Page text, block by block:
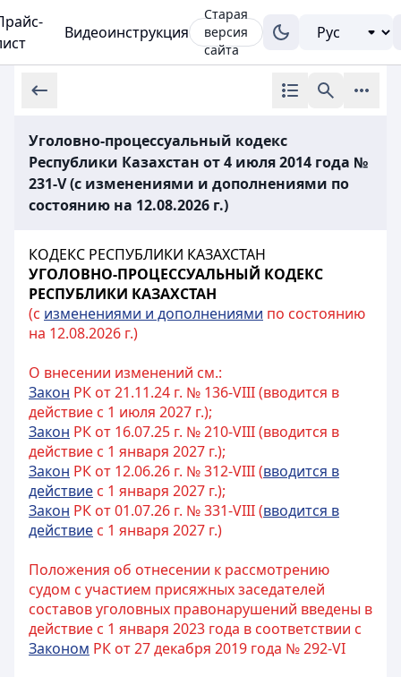
Видеоинструкция
Старая
версия
сайта
Уголовно-процессуальный кодекс
Республики Казахстан от 4 июля 2014 года №
231-V (с изменениями и дополнениями по
состоянию на 12.08.2026 г.)
КОДЕКС РЕСПУБЛИКИ КАЗАХСТАН
УГОЛОВНО-ПРОЦЕССУАЛЬНЫЙ КОДЕКС
РЕСПУБЛИКИ КАЗАХСТАН
(с изменениями и дополнениями по состоянию
на 12.08.2026 г.)
О внесении изменений см.:
Закон РК от 21.11.24 г. № 136-VIII (вводится в
действие с 1 июля 2027 г.);
Закон РК от 16.07.25 г. № 210-VIII (вводится в
действие с 1 января 2027 г.);
Закон РК от 12.06.26 г. № 312-VIII (вводится в
действие с 1 января 2027 г.);
Закон РК от 01.07.26 г. № 331-VIII (вводится в
действие с 1 января 2027 г.)
Положения об отнесении к рассмотрению
судом с участием присяжных заседателей
составов уголовных правонарушений введены в
действие с 1 января 2023 года в соответствии с
Законом РК от 27 декабря 2019 года № 292-VI